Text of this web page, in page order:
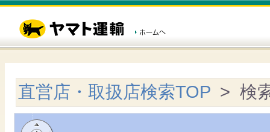
直営店・取扱店検索TOP > 検